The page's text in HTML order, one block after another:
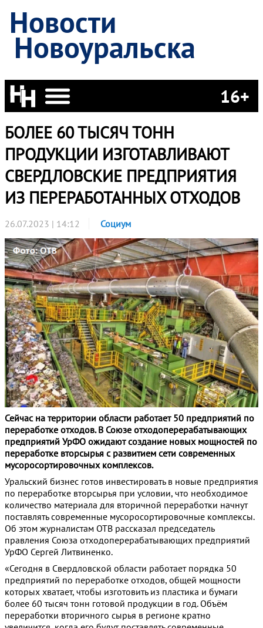
Новости
Новоуральска
16+
БОЛЕЕ 60 ТЫСЯЧ ТОНН
ПРОДУКЦИИ ИЗГОТАВЛИВАЮТ
СВЕРДЛОВСКИЕ ПРЕДПРИЯТИЯ
ИЗ ПЕРЕРАБОТАННЫХ ОТХОДОВ
26.07.2023 | 14:12 Социум
Сейчас на территории области работает 50 предприятий по
переработке отходов. В Союзе отходоперерабатывающих
предприятий УрФО ожидают создание новых мощностей по
переработке вторсырья с развитием сети современных
мусоросортировочных комплексов.
Уральский бизнес готов инвестировать в новые предприятия
по переработке вторсырья при условии, что необходимое
количество материала для вторичной переработки начнут
поставлять современные мусоросортировочные комплексы.
Об этом журналистам ОТВ рассказал председатель
правления Союза отходоперерабатывающих предприятий
УрФО Сергей Литвиненко.
«Сегодня в Свердловской области работает порядка 50
предприятий по переработке отходов, общей мощности
которых хватает, чтобы изготовить из пластика и бумаги
более 60 тысяч тонн готовой продукции в год. Объём
переработки вторичного сырья в регионе кратно